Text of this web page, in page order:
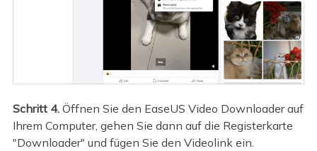
Schritt 4.Öffnen Sie den EaseUS Video Downloader auf
Ihrem Computer, gehen Sie dann auf die Registerkarte
"Downloader" und fügen Sie den Videolink ein.